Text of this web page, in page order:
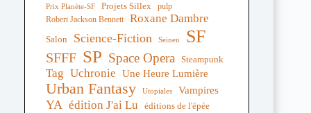
Prix Planète-SF Projets Sillex
pulp
Robert Jackson Bennett
Roxane Dambre
Salon Science-Fiction Seinen SF
SFFF SP Space Opera Steampunk
Tag Uchronie Une Heure Lumière
Urban Fantasy Utopiales Vampires
YA édition J'ai Lu éditions de l'épée